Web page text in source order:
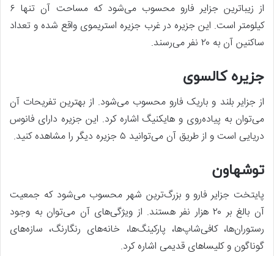
از زیباترین جزایر فارو محسوب می‌شود که مساحت آن تنها ۶
کیلومتر است. این جزیره در غرب جزیره استریموی واقع شده و تعداد
ساکنین آن به ۲۰ نفر می‌رسند.
جزیره کالسوی
از جزایر بلند و باریک فارو محسوب می‌شود. از بهترین تفریحات آن
می‌توان به پیاده‌روی و هایکنیگ اشاره کرد. این جزیره دارای فانوس
دریایی است و از طریق آن می‌توانید ۵ جزیره دیگر را مشاهده کنید.
توشهاون
پایتخت جزایر فارو و بزرگ‌ترین شهر محسوب می‌شود که جمعیت
آن بالغ بر ۲۰ هزار نفر هستند. از ویژگی‌های آن می‌توان به وجود
رستوران‌ها، کافی‌شاپ‌ها، پارکینگ‌ها، خانه‌های رنگارنگ، سازه‌های
گوناگون و کلیساهای قدیمی اشاره کرد.